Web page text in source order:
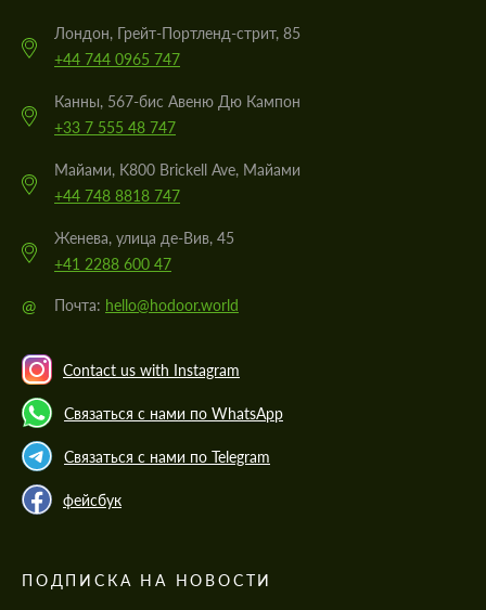
Лондон, Грейт-Портленд-стрит, 85
+44 744 0965 747
Канны, 567-бис Авеню Дю Кампон
+33 7 555 48 747
Майами, K800 Brickell Ave, Майами
+44 748 8818 747
Женева, улица де-Вив, 45
+41 2288 600 47
@ Почта: hello@hodoor.world
Contact us with Instagram
Связаться с нами по WhatsApp
Связаться с нами по Telegram
фейсбук
ПОДПИСКА НА НОВОСТИ